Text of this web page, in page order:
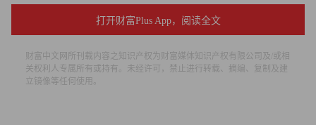
晶澳科技从能源、水资源及污染物排放三个维度构建了一套
行之有效的环境保护管理体系。报告期间，晶澳科技共 7 个
的生产基地，清洁能源使用量超1,790吉瓦时，自发自用分
布式电站装机规模达138MW；水资源管理方面，2023年晶
打开财富Plus App，阅读全文
财富中文网所刊载内容之知识产权为财富媒体知识产权有限公司及/或相
关权利人专属所有或持有。未经许可，禁止进行转载、摘编、复制及建
立镜像等任何使用。